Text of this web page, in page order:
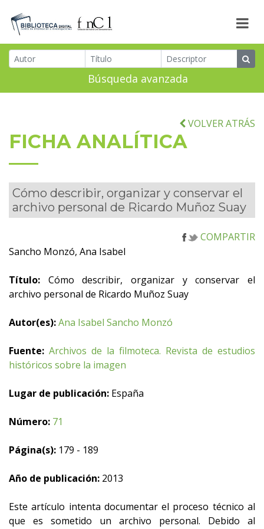
Búsqueda avanzada
VOLVER ATRÁS
FICHA ANALÍTICA
Cómo describir, organizar y conservar el
archivo personal de Ricardo Muñoz Suay
COMPARTIR
Sancho Monzó, Ana Isabel
Título: Cómo describir, organizar y conservar el
archivo personal de Ricardo Muñoz Suay
Autor(es):Ana Isabel Sancho Monzó
Fuente: Archivos de la filmoteca. Revista de estudios
históricos sobre la imagen
Lugar de publicación: España
Número: 71
Página(s): 179 - 189
Año de publicación: 2013
Este artículo intenta documentar el proceso técnico al
que es sometido un archivo personal. Debido al